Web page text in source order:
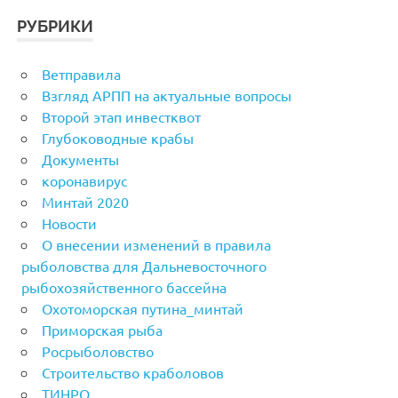
РУБРИКИ
Ветправила
Взгляд АРПП на актуальные вопросы
Второй этап инвестквот
Глубоководные крабы
Документы
коронавирус
Минтай 2020
Новости
О внесении изменений в правила
рыболовства для Дальневосточного
рыбохозяйственного бассейна
Охотоморская путина_минтай
Приморская рыба
Росрыболовство
Строительство краболовов
ТИНРО